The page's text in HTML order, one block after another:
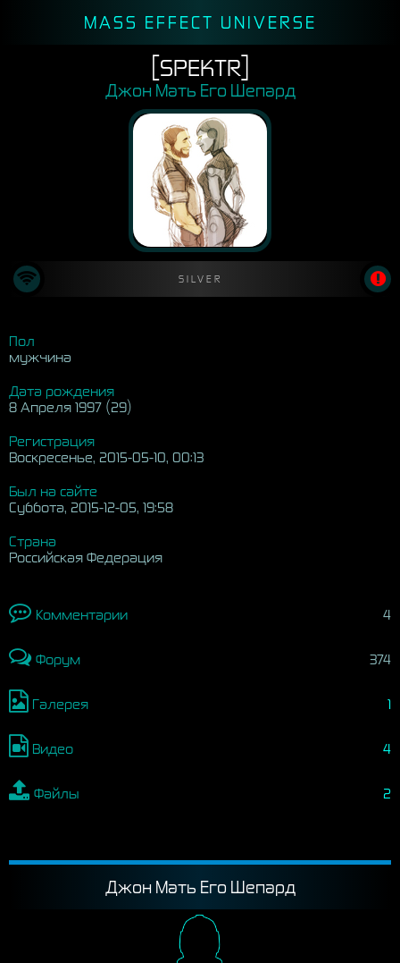
MASS EFFECT UNIVERSE
[SPEKTR]
Джон Мать Его Шепард
SILVER
Пол
мужчина
Дата рождения
8 Апреля 1997 (29)
Регистрация
Воскресенье, 2015-05-10, 00:13
Был на сайте
Суббота, 2015-12-05, 19:58
Страна
Российская Федерация
Комментарии 4
Форум 374
Галерея 1
Видео 4
Файлы 2
Джон Мать Его Шепард